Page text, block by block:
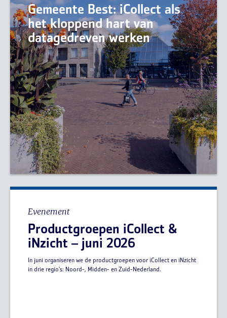
Gemeente Best: iCollect als
het kloppend hart van
datagedreven werken
Evenement
Productgroepen iCollect &
iNzicht – juni 2026
In juni organiseren we de productgroepen voor iCollect en iNzicht
in drie regio’s: Noord-, Midden- en Zuid-Nederland.